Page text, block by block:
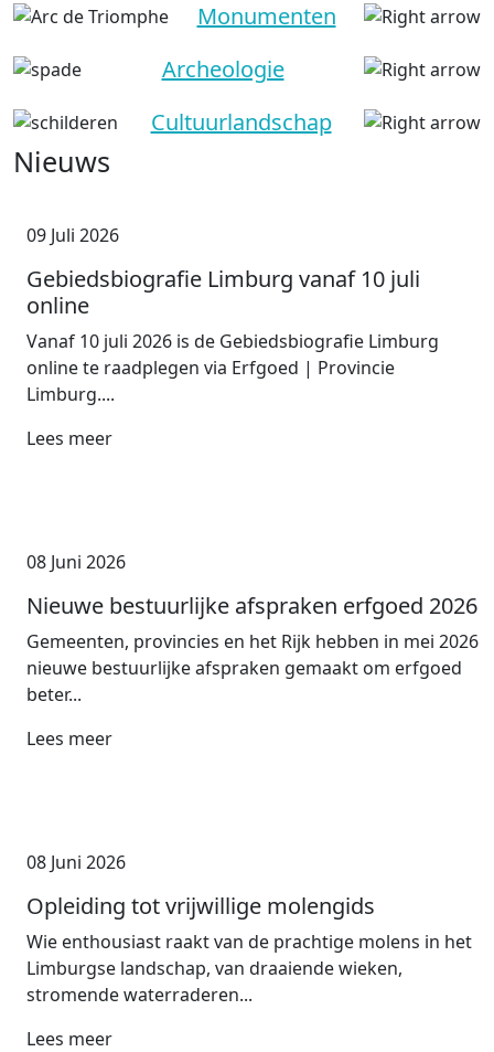
Monumenten
Archeologie
Cultuurlandschap
Nieuws
09 Juli 2026
Gebiedsbiografie Limburg vanaf 10 juli
online
Vanaf 10 juli 2026 is de Gebiedsbiografie Limburg
online te raadplegen via Erfgoed | Provincie
Limburg....
Lees meer
08 Juni 2026
Nieuwe bestuurlijke afspraken erfgoed 2026
Gemeenten, provincies en het Rijk hebben in mei 2026
nieuwe bestuurlijke afspraken gemaakt om erfgoed
beter...
Lees meer
08 Juni 2026
Opleiding tot vrijwillige molengids
Wie enthousiast raakt van de prachtige molens in het
Limburgse landschap, van draaiende wieken,
stromende waterraderen...
Lees meer